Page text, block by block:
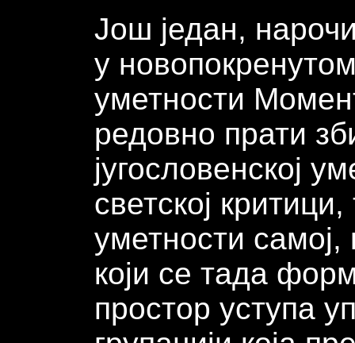
Још један,
у
уметности
редовно прати
југословенској
светској
уметности
који се тада
простор уступа